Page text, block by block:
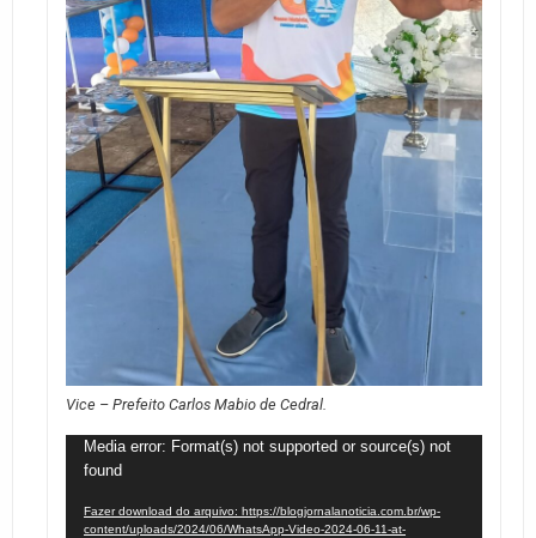
Vice – Prefeito Carlos Mabio de Cedral.
Tocador
de
vídeo
Media error: Format(s) not supported or source(s) not
found
Fazer download do arquivo: https://blogjornalanoticia.com.br/wp-
content/uploads/2024/06/WhatsApp-Video-2024-06-11-at-